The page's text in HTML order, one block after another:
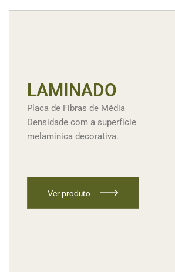
LAMINADO
Placa de Fibras de Média
Densidade com a superfície
melamínica decorativa.
Verproduto